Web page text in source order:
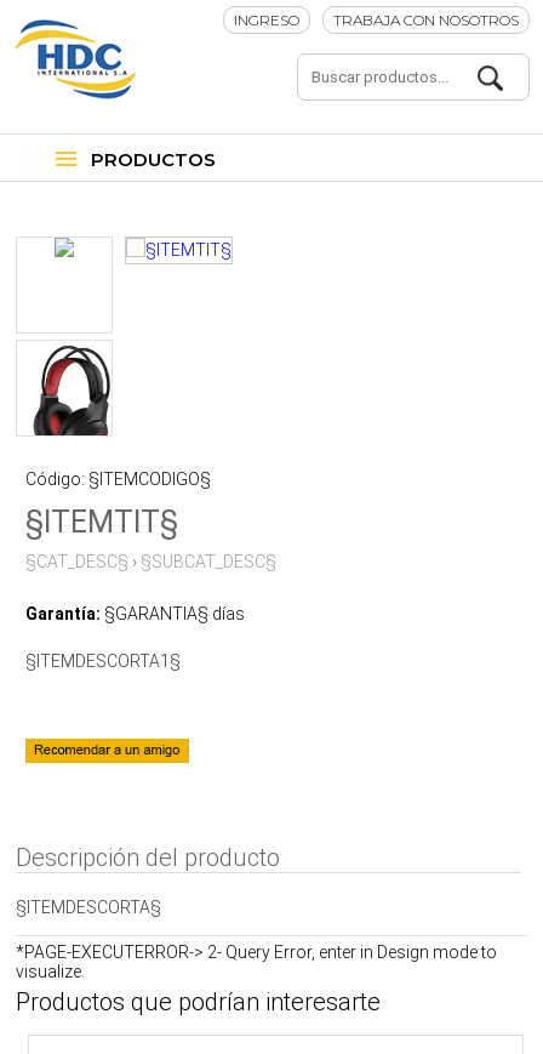
INGRESO TRABAJA CON NOSOTROS
PRODUCTOS
Código: §ITEMCODIGO§
§ITEMTIT§
§CAT_DESC§ › §SUBCAT_DESC§
Garantía: §GARANTIA§ días
§ITEMDESCORTA1§
Descripción del producto
§ITEMDESCORTA§
*PAGE-EXECUTERROR-> 2- Query Error, enter in Design mode to
visualize.
Productos que podrían interesarte